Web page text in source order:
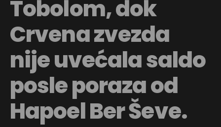
Tobolom, dok
Crvena zvezda
nije uvećala saldo
posle poraza od
Hapoel Ber Ševe.